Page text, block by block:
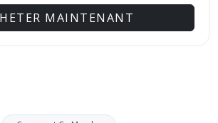
MAINTENANT